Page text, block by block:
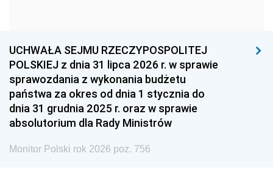
1939 1938 1937
1936 1930
UCHWAŁA SEJMU RZECZYPOSPOLITEJ
POLSKIEJ z dnia 31 lipca 2026 r. w sprawie
sprawozdania z wykonania budżetu
państwa za okres od dnia 1 stycznia do
dnia 31 grudnia 2025 r. oraz w sprawie
absolutorium dla Rady Ministrów
Monitor Polski rok 2026 poz. 756